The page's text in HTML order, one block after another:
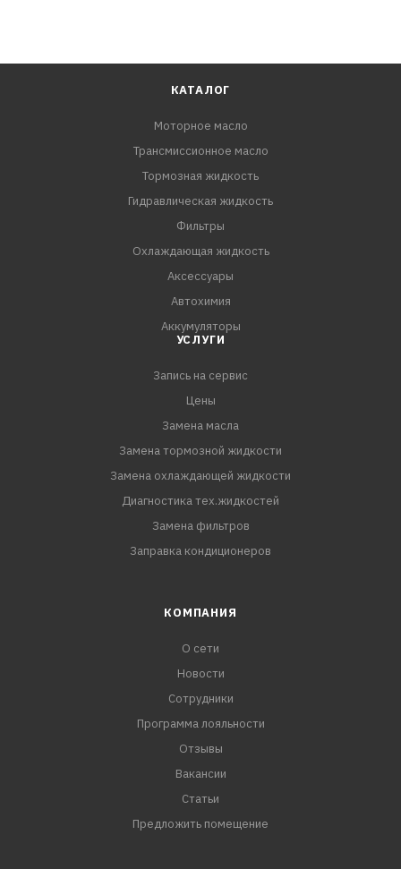
КАТАЛОГ
Моторное масло
Трансмиссионное масло
Тормозная жидкость
Гидравлическая жидкость
Фильтры
Охлаждающая жидкость
Аксессуары
Автохимия
Аккумуляторы
УСЛУГИ
Запись на сервис
Цены
Замена масла
Замена тормозной жидкости
Замена охлаждающей жидкости
Диагностика тех.жидкостей
Замена фильтров
Заправка кондиционеров
КОМПАНИЯ
О сети
Новости
Сотрудники
Программа лояльности
Отзывы
Вакансии
Статьи
Предложить помещение